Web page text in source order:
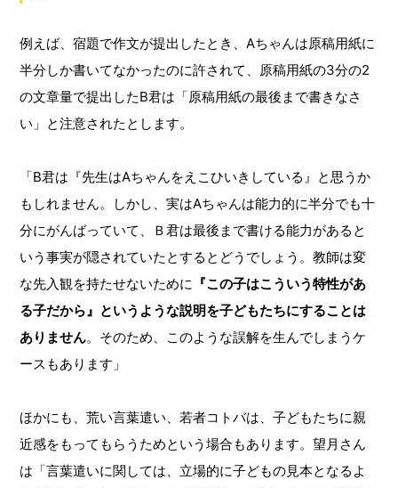
例えば、宿題で作文が提出したとき、Aちゃんは原稿用紙に
半分しか書いてなかったのに許されて、原稿用紙の3分の2
の文章量で提出したB君は「原稿用紙の最後まで書きなさ
い」と注意されたとします。
「B君は『先生はAちゃんをえこひいきしている』と思うか
もしれません。しかし、実はAちゃんは能力的に半分でも十
分にがんばっていて、Ｂ君は最後まで書ける能力があると
いう事実が隠されていたとするとどうでしょう。教師は変
な先入観を持たせないために 『この子はこういう特性があ
る子だから』というような説明を子どもたちにすることは
ありません。そのため、このような誤解を生んでしまうケ
ースもあります」
ほかにも、荒い言葉遣い、若者コトバは、子どもたちに親
近感をもってもらうためという場合もあります。望月さん
は「言葉遣いに関しては、立場的に子どもの見本となるよ